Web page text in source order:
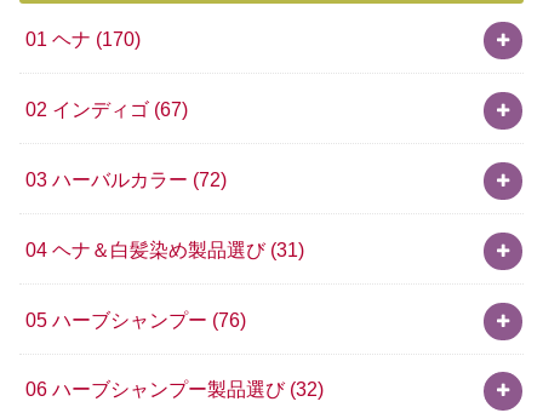
01 ヘナ (170)
02 インディゴ (67)
03 ハーバルカラー (72)
04 ヘナ＆白髪染め製品選び (31)
05 ハーブシャンプー (76)
06 ハーブシャンプー製品選び (32)